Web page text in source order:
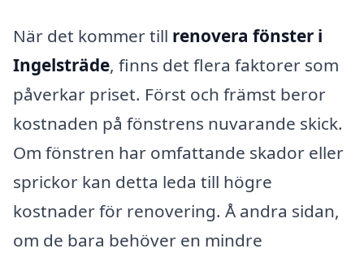
När det kommer till renovera fönster i
Ingelsträde, finns det flera faktorer som
påverkar priset. Först och främst beror
kostnaden på fönstrens nuvarande skick.
Om fönstren har omfattande skador eller
sprickor kan detta leda till högre
kostnader för renovering. Å andra sidan,
om de bara behöver en mindre